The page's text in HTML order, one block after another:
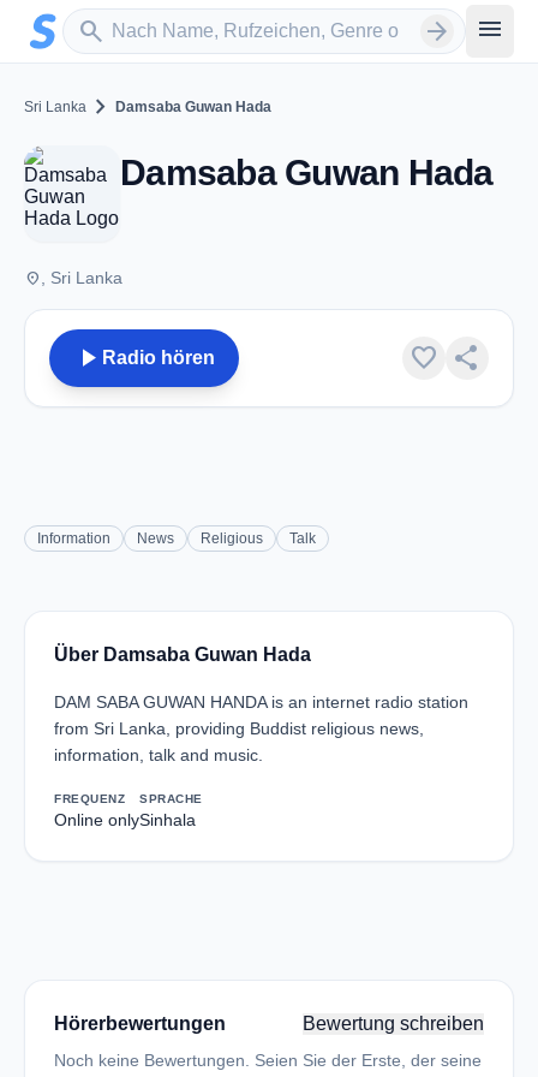
Zum Hauptinhalt springen
search
Sender suchen arrow_forward menu
Sri Lanka chevron_right Damsaba Guwan Hada
Damsaba Guwan Hada
place , Sri Lanka
play_arrow Radio hören favorite share
Information News Religious Talk
Über Damsaba Guwan Hada
DAM SABA GUWAN HANDA is an internet radio station
from Sri Lanka, providing Buddist religious news,
information, talk and music.
FREQUENZ
Online only
SPRACHE
Sinhala
Hörerbewertungen Bewertung schreiben
Noch keine Bewertungen. Seien Sie der Erste, der seine